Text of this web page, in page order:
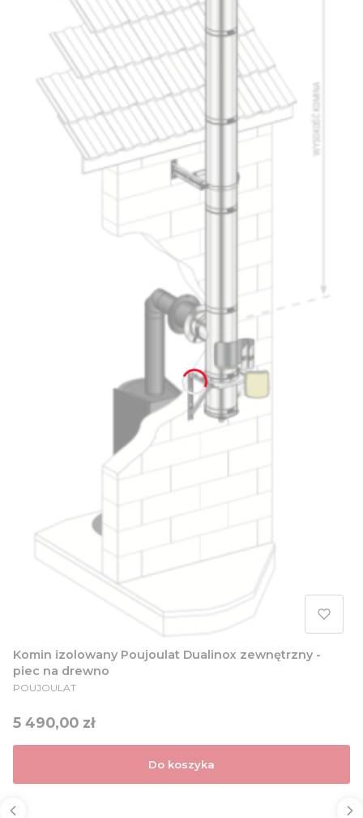
Komin izolowany Poujoulat Dualinox zewnętrzny -
piec na drewno
PRODUCENT
POUJOULAT
Cena
5 490,00 zł
Do koszyka